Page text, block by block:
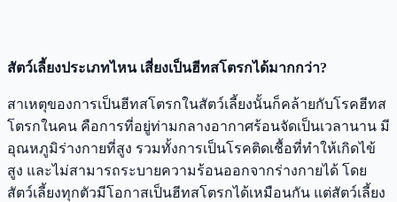
สัตว์เลี้ยงประเภทไหน เสี่ยงเป็นฮีทสโตรกได้มากกว่า?
สาเหตุของการเป็นฮีทสโตรกในสัตว์เลี้ยงนั้นก็คล้ายกับโรคฮีทส
โตรกในคน คือการที่อยู่ท่ามกลางอากาศร้อนจัดเป็นเวลานาน มี
อุณหภูมิร่างกายที่สูง รวมทั้งการเป็นโรคติดเชื้อที่ทำให้เกิดไข้
สูง และไม่สามารถระบายความร้อนออกจากร่างกายได้ โดย
สัตว์เลี้ยงทุกตัวมีโอกาสเป็นฮีทสโตรกได้เหมือนกัน แต่สัตว์เลี้ยง